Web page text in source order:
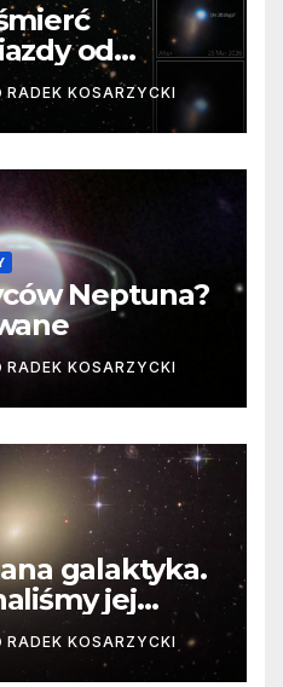
od
Niezwykle
RADEK KOSARZYCKI
Neptuna?
RADEK KOSARZYCKI
galaktyka.
jej
RADEK KOSARZYCKI